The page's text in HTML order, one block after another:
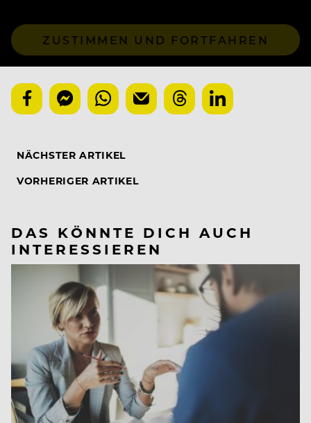
ZUSTIMMEN UND FORTFAHREN
NÄCHSTER ARTIKEL
VORHERIGER ARTIKEL
DAS KÖNNTE DICH AUCH
INTERESSIEREN